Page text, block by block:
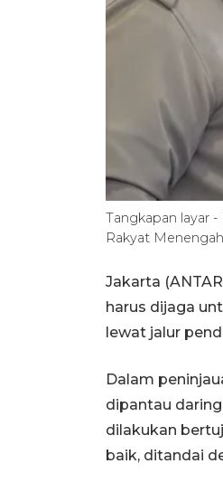
Tangkapan layar
Rakyat
Jakarta
harus dijaga
lewat jalur
Dalam
dipantau
dilakukan
baik, ditandai